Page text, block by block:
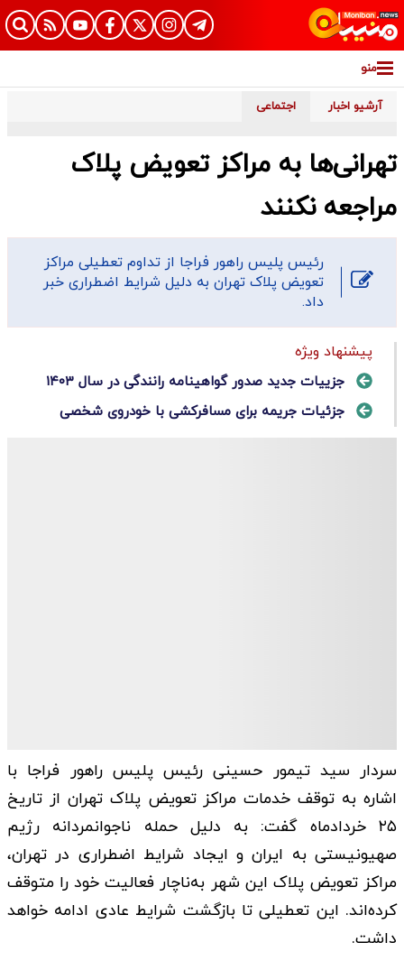
منو
آرشیو اخبار اجتماعی
تهرانی‌ها به مراکز تعویض پلاک
مراجعه نکنند
رئیس پلیس راهور فراجا از تداوم تعطیلی مراکز
تعویض پلاک تهران به دلیل شرایط اضطراری خبر
داد.
پیشنهاد ویژه
جزییات جدید صدور گواهینامه رانندگی در سال ۱۴۰۳
جزئیات جریمه برای مسافرکشی با خودروی شخصی
سردار سید تیمور حسینی رئیس پلیس راهور فراجا با
اشاره به توقف خدمات مراکز تعویض پلاک تهران از تاریخ
۲۵ خردادماه گفت: به دلیل حمله ناجوانمردانه رژیم
صهیونیستی به ایران و ایجاد شرایط اضطراری در تهران،
مراکز تعویض پلاک این شهر به‌ناچار فعالیت خود را متوقف
کرده‌اند. این تعطیلی تا بازگشت شرایط عادی ادامه خواهد
داشت.